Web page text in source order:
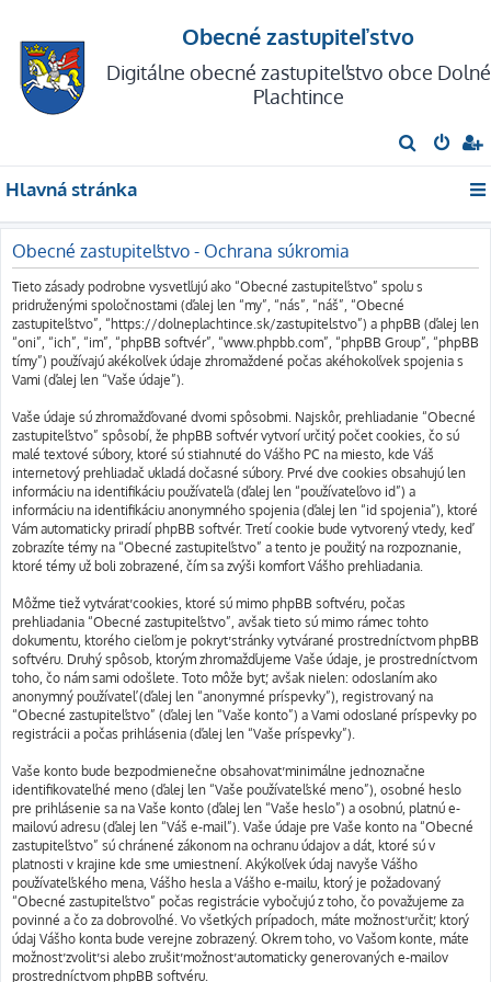
Obecné zastupiteľstvo
Digitálne obecné zastupiteľstvo obce Dolné
Plachtince
ľ
d
Hlavná stránka
Obecné zastupiteľstvo - Ochrana súkromia
Tieto zásady podrobne vysvetľujú ako “Obecné zastupiteľstvo” spolu s
pridruženými spoločnosťami (ďalej len “my”, “nás”, “náš”, “Obecné
zastupiteľstvo”, “https://dolneplachtince.sk/zastupitelstvo”) a phpBB (ďalej len
“oni”, “ich”, “im”, “phpBB softvér”, “www.phpbb.com”, “phpBB Group”, “phpBB
tímy”) používajú akékoľvek údaje zhromaždené počas akéhokoľvek spojenia s
Vami (ďalej len “Vaše údaje”).
Vaše údaje sú zhromažďované dvomi spôsobmi. Najskôr, prehliadanie “Obecné
zastupiteľstvo” spôsobí, že phpBB softvér vytvorí určitý počet cookies, čo sú
malé textové súbory, ktoré sú stiahnuté do Vášho PC na miesto, kde Váš
internetový prehliadač ukladá dočasné súbory. Prvé dve cookies obsahujú len
informáciu na identifikáciu používateľa (ďalej len “používateľovo id”) a
informáciu na identifikáciu anonymného spojenia (ďalej len “id spojenia”), ktoré
Vám automaticky priradí phpBB softvér. Tretí cookie bude vytvorený vtedy, keď
zobrazíte témy na “Obecné zastupiteľstvo” a tento je použitý na rozpoznanie,
ktoré témy už boli zobrazené, čím sa zvýši komfort Vášho prehliadania.
Môžme tiež vytvárať cookies, ktoré sú mimo phpBB softvéru, počas
prehliadania “Obecné zastupiteľstvo”, avšak tieto sú mimo rámec tohto
dokumentu, ktorého cieľom je pokryť stránky vytvárané prostredníctvom phpBB
softvéru. Druhý spôsob, ktorým zhromažďujeme Vaše údaje, je prostredníctvom
toho, čo nám sami odošlete. Toto môže byť, avšak nielen: odoslaním ako
anonymný používateľ (ďalej len “anonymné príspevky”), registrovaný na
“Obecné zastupiteľstvo” (ďalej len “Vaše konto”) a Vami odoslané príspevky po
registrácii a počas prihlásenia (ďalej len “Vaše príspevky”).
Vaše konto bude bezpodmienečne obsahovať minimálne jednoznačne
identifikovateľné meno (ďalej len “Vaše používateľské meno”), osobné heslo
pre prihlásenie sa na Vaše konto (ďalej len “Vaše heslo”) a osobnú, platnú e-
mailovú adresu (ďalej len “Váš e-mail”). Vaše údaje pre Vaše konto na “Obecné
zastupiteľstvo” sú chránené zákonom na ochranu údajov a dát, ktoré sú v
platnosti v krajine kde sme umiestnení. Akýkoľvek údaj navyše Vášho
používateľského mena, Vášho hesla a Vášho e-mailu, ktorý je požadovaný
“Obecné zastupiteľstvo” počas registrácie vybočujú z toho, čo považujeme za
povinné a čo za dobrovoľné. Vo všetkých prípadoch, máte možnosť určiť, ktorý
údaj Vášho konta bude verejne zobrazený. Okrem toho, vo Vašom konte, máte
možnosť zvoliť si alebo zrušiť možnosť automaticky generovaných e-mailov
prostredníctvom phpBB softvéru.